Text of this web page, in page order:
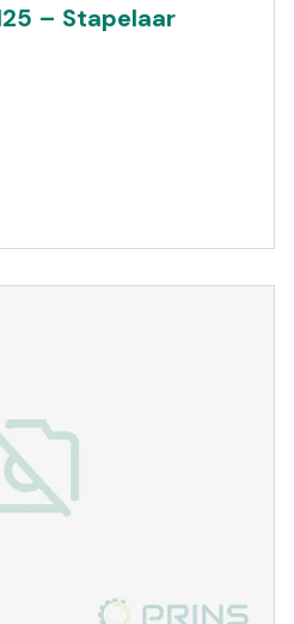
– Stapelaar